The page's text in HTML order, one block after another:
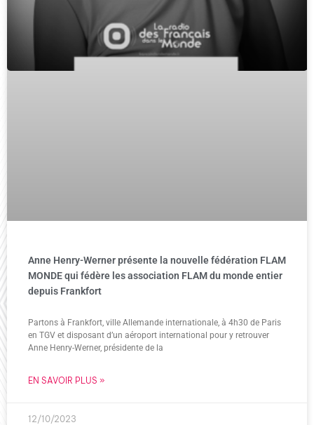
Anne Henry-Werner présente la nouvelle fédération FLAM
MONDE qui fédère les association FLAM du monde entier
depuis Frankfort
Partons à Frankfort, ville Allemande internationale, à 4h30 de Paris
en TGV et disposant d’un aéroport international pour y retrouver
Anne Henry-Werner, présidente de la
EN SAVOIR PLUS »
12/10/2023